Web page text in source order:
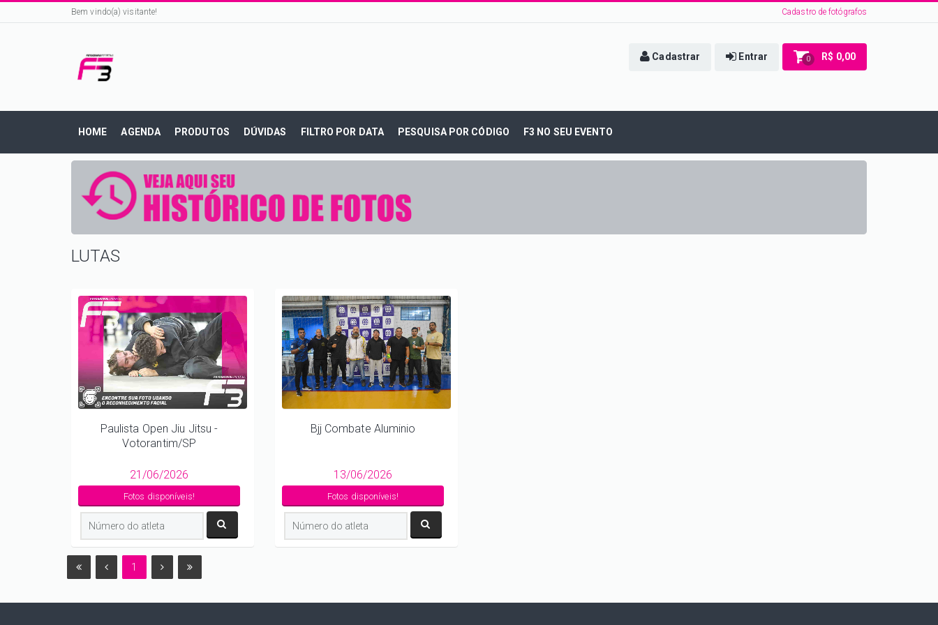
Bem vindo(a) visitante! Cadastro de fotógrafos
Cadastrar Entrar 0 R$ 0,00
HOME AGENDA PRODUTOS DÚVIDAS FILTRO POR DATA PESQUISA POR CÓDIGO F3 NO SEU EVENTO
LUTAS
Paulista Open Jiu Jitsu -
Votorantim/SP
21/06/2026
Fotos disponíveis!
Bjj Combate Aluminio
13/06/2026
Fotos disponíveis!
1